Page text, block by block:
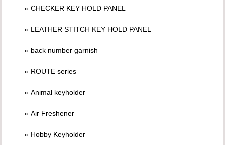
CHECKER KEY HOLD PANEL
LEATHER STITCH KEY HOLD PANEL
back number garnish
ROUTE series
Animal keyholder
Air Freshener
Hobby Keyholder